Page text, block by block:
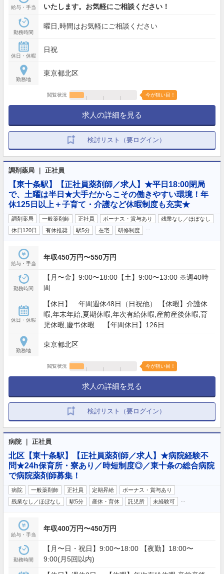
給与・手当
いたします。お気軽にご相談ください！
勤務時間
曜日,時間はお気軽にご相談ください
休日・休暇
日祝
勤務地
東京都北区
閲覧状況 今が狙い目！
求人の詳細を見る
検討リスト（要ログイン）
調剤薬局 ｜ 正社員
【東十条駅】【正社員薬剤師／求人】★平日18:00閉局
で、土曜は半日★大手だからこその働きやすい環境！年
休125日以上＋子育て・介護など休暇制度も充実★
調剤薬局 一般薬剤師 正社員 ボーナス・賞与あり
残業なし／ほぼなし
休日120日
有休推奨 駅5分 在宅 研修制度
給与・手当
年収450万円〜550万円
勤務時間
【月〜金】9:00〜18:00【土】9:00〜13:00 ※週40時
間
休日・休暇
【休日】 年間週休48日（日祝他） 【休暇】介護休
暇,年末年始,夏期休暇,年次有給休暇,産前産後休暇,育
児休暇,慶弔休暇 【年間休日】126日
勤務地
東京都北区
閲覧状況 今が狙い目！
求人の詳細を見る
検討リスト（要ログイン）
病院 ｜ 正社員
北区【東十条駅】【正社員薬剤師／求人】★病院経験不
問★24h保育所・寮あり／時短制度◎／東十条の総合病院
で病院薬剤師募集！
病院 一般薬剤師 正社員 定期昇給
ボーナス・賞与あり
残業なし／ほぼなし
駅5分 産休・育休 託児所 未経験可
給与・手当
年収400万円〜450万円
勤務時間
【月〜日・祝日】9:00〜18:00 【夜勤】18:00〜
9:00(月5回以内)